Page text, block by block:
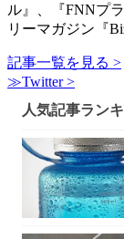
ル』、『FNNプ
リーマガジン『
記事一覧を見る >
≫Twitter >
人気記事ラン